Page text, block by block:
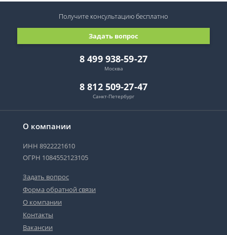
О компании
ИНН 8922221610
ОГРН 1084552123105
Задать вопрос
Форма обратной связи
О компании
Контакты
Вакансии
8 499 938-59-27
Москва
8 812 509-27-47
Санкт-Петербург
Задать вопрос
Получите консультациюбесплатно